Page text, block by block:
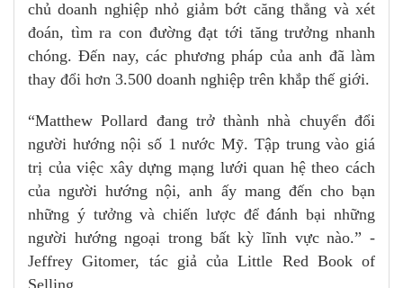
chủ doanh nghiệp nhỏ giảm bớt căng thẳng và xét
đoán, tìm ra con đường đạt tới tăng trưởng nhanh
chóng. Đến nay, các phương pháp của anh đã làm
thay đổi hơn 3.500 doanh nghiệp trên khắp thế giới.
“Matthew Pollard đang trở thành nhà chuyển đổi
người hướng nội số 1 nước Mỹ. Tập trung vào giá
trị của việc xây dựng mạng lưới quan hệ theo cách
của người hướng nội, anh ấy mang đến cho bạn
những ý tưởng và chiến lược để đánh bại những
người hướng ngoại trong bất kỳ lĩnh vực nào.” -
Jeffrey Gitomer, tác giả của Little Red Book of
Selling